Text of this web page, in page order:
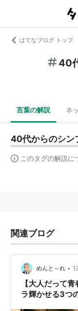
はてなブログ トップ
40
言葉の解説 ネ
40代からのシン
このタグの解説に
関連ブログ
めんと～れ •
【大人だって
ラ輝かせる3つ